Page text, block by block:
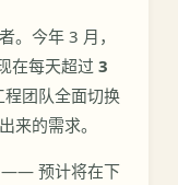
。今年 3 月，
在每天超过 3
团队全面切换
来的需求。
—— 预计将在下